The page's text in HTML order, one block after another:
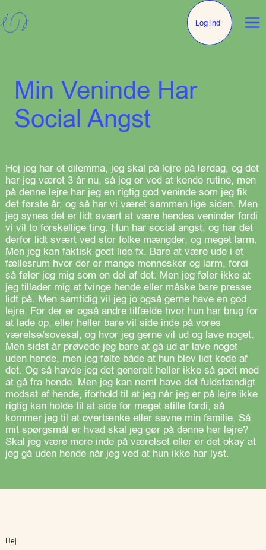
Log ind
Min Veninde Har
Social Angst
Hej jeg har et dilemma, jeg skal på lejre på lørdag, og det
har jeg været 3 år nu, så jeg er ved at kende rutine, men
på denne lejre har jeg en rigtig god veninde som jeg fik
det første år, og så har vi været sammen lige siden. Men
jeg synes det er lidt svært at være hendes veninder fordi
vi vil to forskellige ting. Hun har social angst, og har det
derfor lidt svært ved stor folke mængder, og meget larm.
Men jeg kan faktisk godt lide fx. Bare at være ude i et
fællesrum hvor der er mange mennesker og larm, fordi
så føler jeg mig som en del af det. Men jeg føler ikke at
jeg tillader mig at tvinge hende eller måske bare presse
lidt på. Men samtidig vil jeg jo også gerne have en god
lejre. For der er også andre tilfælde hvor hun har brug for
at lade op, eller heller bare vil side inde på vores
værelse/sovesal, og hvor jeg gerne vil ud og lave noget.
Men sidst år prøvede jeg bare at gå ud ar lave noget
uden hende, men jeg følte både at hun blev lidt kede af
det. Og så havde jeg det generelt heller ikke så godt med
at gå fra hende. Men jeg kan nemt have det fuldstændigt
modsat af hende, iforhold til at jeg når jeg er på lejre ikke
rigtig kan holde til at side for meget stille fordi, så
kommer jeg til at overtænke eller savne min familie. Så
mit spørgsmål er hvad skal jeg gør på denne her lejre?
Skal jeg være mere inde på værelset eller er det okay at
jeg gå uden hende når jeg ved at hun ikke har lyst.
Hej